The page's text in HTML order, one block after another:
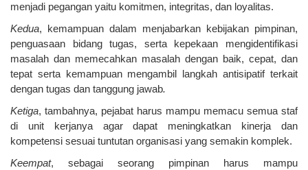
menjadi pegangan yaitu komitmen, integritas, dan loyalitas.
Kedua, kemampuan dalam menjabarkan kebijakan pimpinan,
penguasaan bidang tugas, serta kepekaan mengidentifikasi
masalah dan memecahkan masalah dengan baik, cepat, dan
tepat serta kemampuan mengambil langkah antisipatif terkait
dengan tugas dan tanggung jawab.
Ketiga, tambahnya, pejabat harus mampu memacu semua staf
di unit kerjanya agar dapat meningkatkan kinerja dan
kompetensi sesuai tuntutan organisasi yang semakin komplek.
Keempat, sebagai seorang pimpinan harus mampu